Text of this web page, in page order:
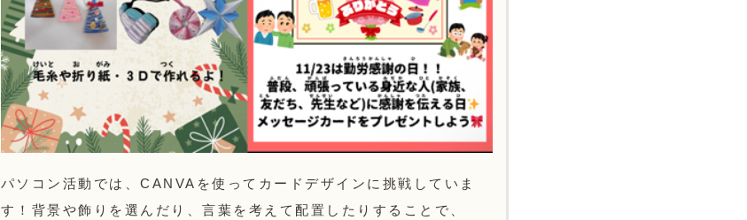
パソコン活動では、CANVAを使ってカードデザインに挑戦していま
す！背景や飾りを選んだり、言葉を考えて配置したりすることで、